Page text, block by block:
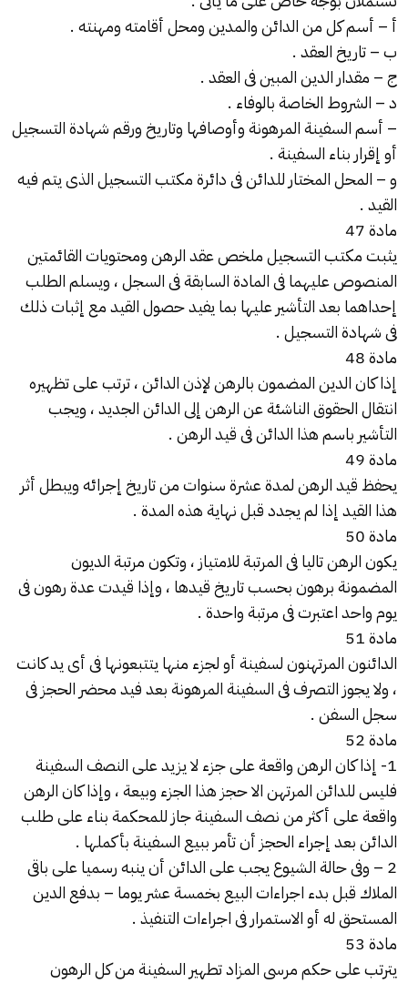
أ – أسم كل من الدائن والمدين ومحل أقامته ومهنته .
ب – تاريخ العقد .
ج – مقدار الدين المبين فى العقد .
د – الشروط الخاصة بالوفاء .
– أسم السفينة المرهونة وأوصافها وتاريخ ورقم شهادة التسجيل
أو إقرار بناء السفينة .
و – المحل المختار للدائن فى دائرة مكتب التسجيل الذى يتم فيه
القيد .
مادة 47
يثبت مكتب التسجيل ملخص عقد الرهن ومحتويات القائمتين
المنصوص عليهما فى المادة السابقة فى السجل ، ويسلم الطلب
إحداهما بعد التأشير عليها بما يفيد حصول القيد مع إثبات ذلك
فى شهادة التسجيل .
مادة 48
إذا كان الدين المضمون بالرهن لإذن الدائن ، ترتب على تظهيره
انتقال الحقوق الناشئة عن الرهن إلى الدائن الجديد ، ويجب
التأشير باسم هذا الدائن فى قيد الرهن .
مادة 49
يحفظ قيد الرهن لمدة عشرة سنوات من تاريخ إجرائه ويبطل أثر
هذا القيد إذا لم يجدد قبل نهاية هذه المدة .
مادة 50
يكون الرهن تاليا فى المرتبة للامتياز ، وتكون مرتبة الديون
المضمونة برهون بحسب تاريخ قيدها ، وإذا قيدت عدة رهون فى
يوم واحد اعتبرت فى مرتبة واحدة .
مادة 51
الدائنون المرتهنون لسفينة أو لجزء منها يتتبعونها فى أى يد كانت
، ولا يجوز التصرف فى السفينة المرهونة بعد فيد محضر الحجز فى
سجل السفن .
مادة 52
1- إذا كان الرهن واقعة على جزء لا يزيد على النصف السفينة
فليس للدائن المرتهن الا حجز هذا الجزء وبيعة ، وإذا كان الرهن
واقعة على أكثر من نصف السفينة جاز للمحكمة بناء على طلب
الدائن بعد إجراء الحجز أن تأمر ببيع السفينة بأكملها .
2 – وفى حالة الشيوع يجب على الدائن أن ينبه رسميا على باقى
الملاك قبل بدء اجراءات البيع بخمسة عشر يوما – بدفع الدين
المستحق له أو الاستمرار فى اجراءات التنفيذ .
مادة 53
يترتب على حكم مرسى المزاد تطهير السفينة من كل الرهون